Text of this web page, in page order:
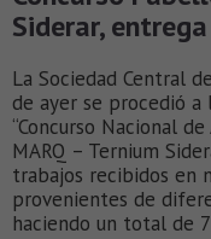
Siderar,
La Sociedad Central
de ayer se procedió
“Concurso Nacional
MARQ – Ternium
trabajos recibidos en
provenientes de
haciendo un total de